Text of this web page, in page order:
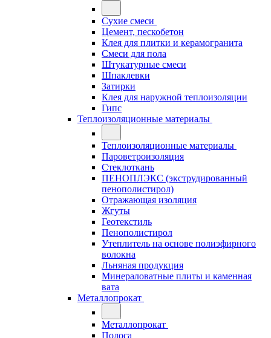
Сухие смеси
Цемент, пескобетон
Клея для плитки и керамогранита
Смеси для пола
Штукатурные смеси
Шпаклевки
Затирки
Клея для наружной теплоизоляции
Гипс
Теплоизоляционные материалы
Теплоизоляционные материалы
Пароветроизоляция
Стеклоткань
ПЕНОПЛЭКС (экструдированный
пенополистирол)
Отражающая изоляция
Жгуты
Геотекстиль
Пенополистирол
Утеплитель на основе полиэфирного
волокна
Льняная продукция
Минераловатные плиты и каменная
вата
Металлопрокат
Металлопрокат
Полоса